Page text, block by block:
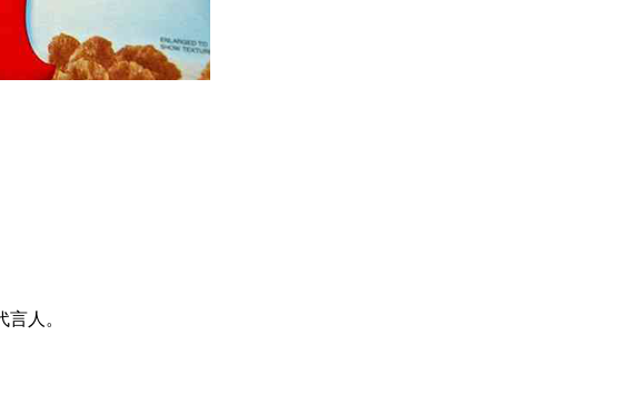
人。